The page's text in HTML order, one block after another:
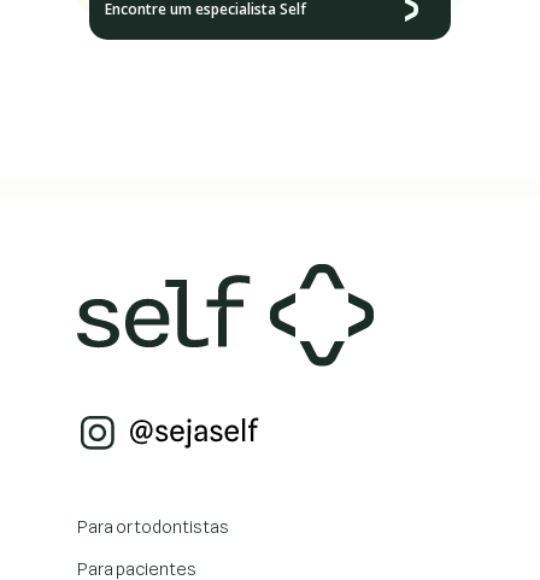
Encontre um especialista Self
Para ortodontistas
Para pacientes